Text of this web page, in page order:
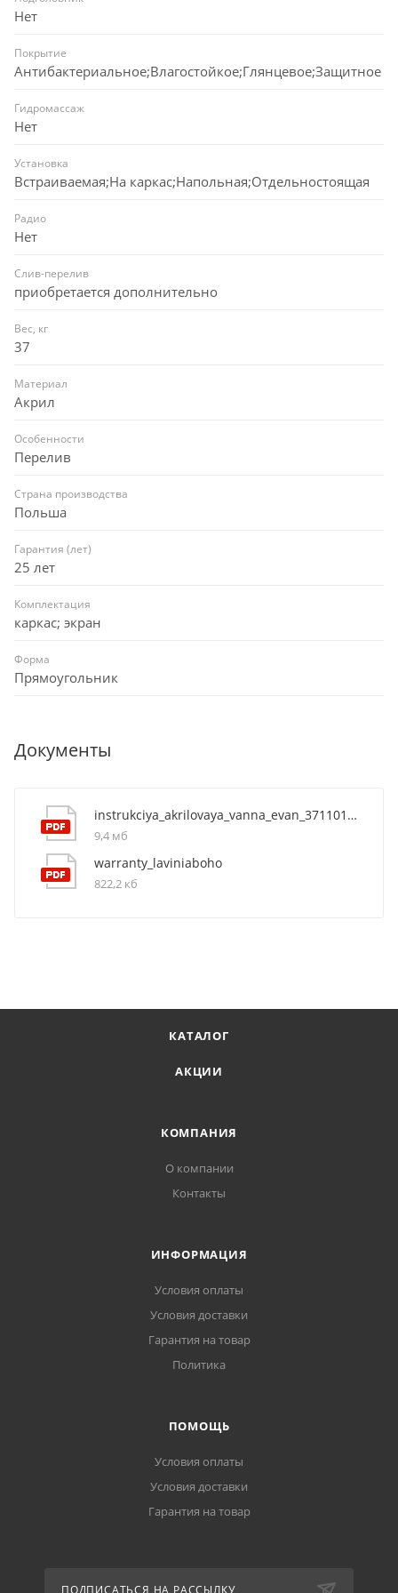
Нет
Покрытие
Антибактериальное;Влагостойкое;Глянцевое;Защитное
Гидромассаж
Нет
Установка
Встраиваемая;На каркас;Напольная;Отдельностоящая
Радио
Нет
Слив-перелив
приобретается дополнительно
Вес, кг
37
Материал
Акрил
Особенности
Перелив
Страна производства
Польша
Гарантия (лет)
25 лет
Комплектация
каркас; экран
Форма
Прямоугольник
Документы
instrukciya_akrilovaya_vanna_evan_37110170
9,4 мб
warranty_laviniaboho
822,2 кб
КАТАЛОГ
АКЦИИ
КОМПАНИЯ
О компании
Контакты
ИНФОРМАЦИЯ
Условия оплаты
Условия доставки
Гарантия на товар
Политика
ПОМОЩЬ
Условия оплаты
Условия доставки
Гарантия на товар
ПОДПИСАТЬСЯ НА РАССЫЛКУ